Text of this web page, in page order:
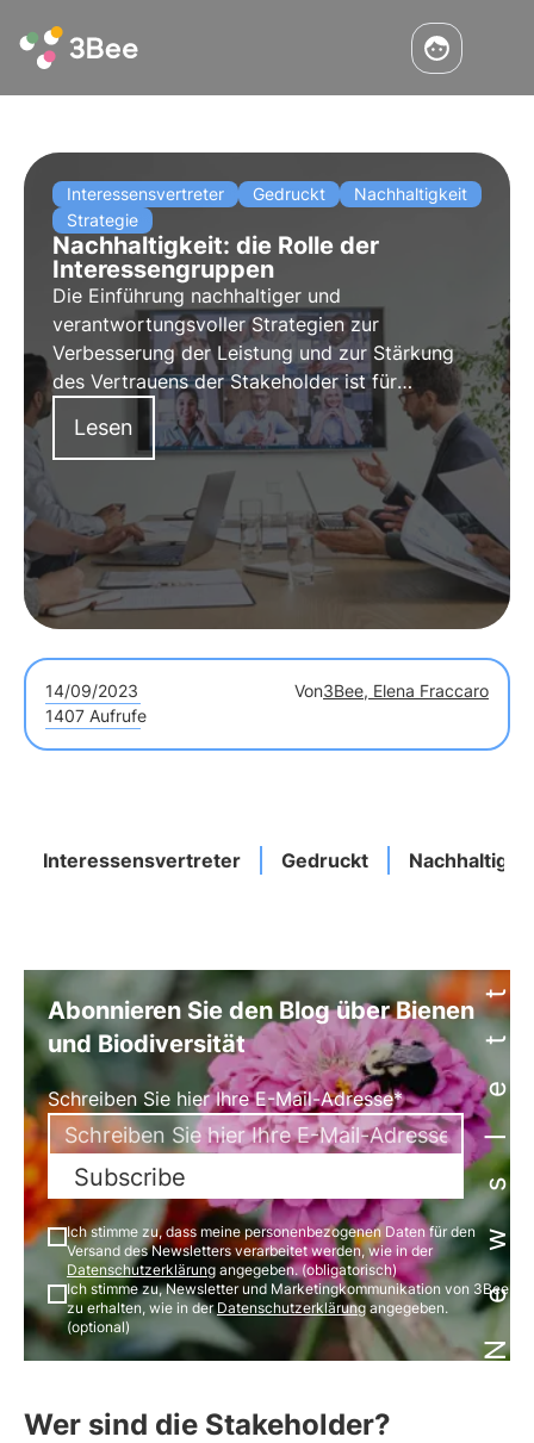
Interessensvertreter Gedruckt
Nachhaltigkeit
Strategie
Nachhaltigkeit: die Rolle der
Interessengruppen
Die Einführung nachhaltiger und
verantwortungsvoller Strategien zur
Verbesserung der Leistung und zur Stärkung
des Vertrauens der Stakeholder ist für
Unternehmen von entscheidender Bedeutung.
In diesem Artikel erfahren Sie mehr über die
strategische Bedeutung des Stakeholder-
Engagements und den Aufbau von Vertrauen
bei den Stakeholdern.
Lesen
14/09/2023 Von3Bee, Elena Fraccaro
1407 Aufrufe
Interessensvertreter Gedruckt Newsletter
Abonnieren Sie den Blog über Bienen
und Biodiversität
Schreiben Sie hier Ihre E-Mail-Adresse*
Subscribe
Ich stimme zu, dass meine personenbezogenen Daten für den
Versand des Newsletters verarbeitet werden, wie in der
Datenschutzerklärung angegeben. (obligatorisch)
Ich stimme zu, Newsletter und Marketingkommunikation von 3Bee
zu erhalten, wie in derDatenschutzerklärungangegeben.
(optional)
Wer sind die Stakeholder?